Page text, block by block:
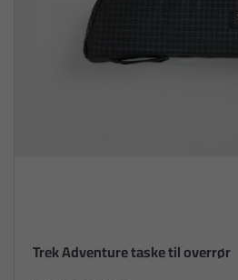
Trek Adventure taske til overrør